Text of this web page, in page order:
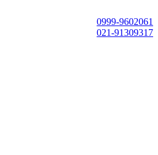
0999-9602061
021-91309317